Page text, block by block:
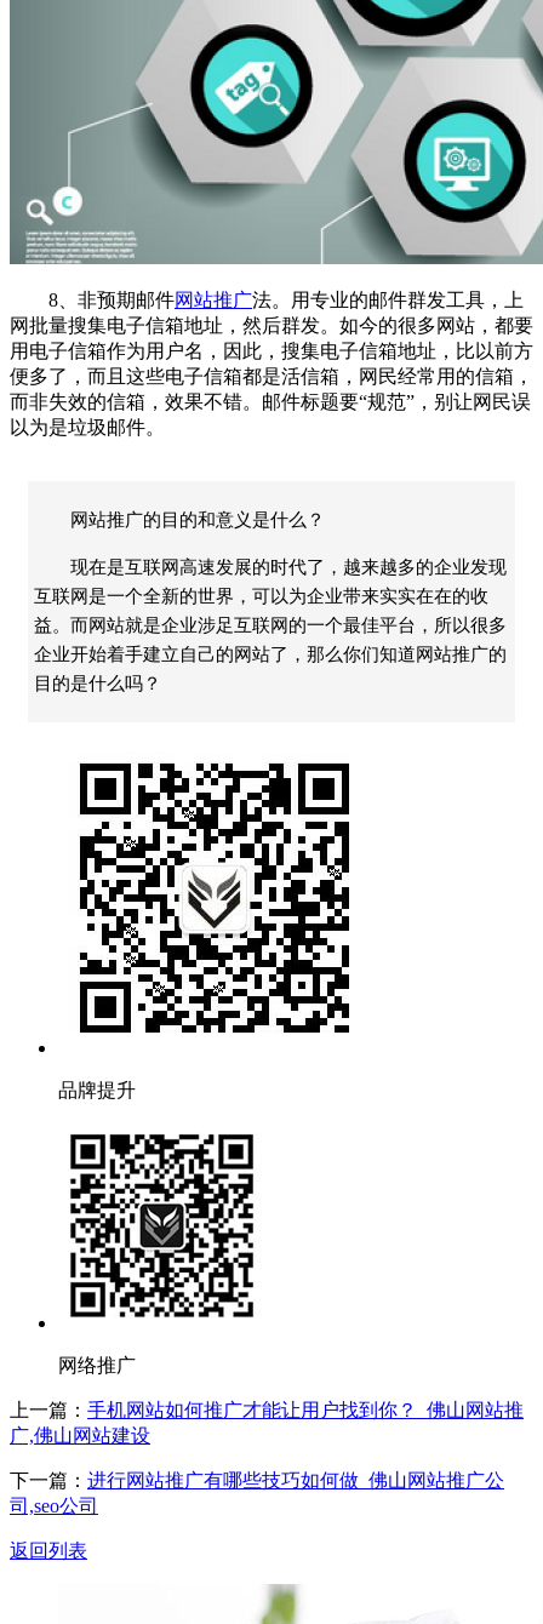
8、非预期邮件网站推广法。用专业的邮件群发工具，上
网批量搜集电子信箱地址，然后群发。如今的很多网站，都要
用电子信箱作为用户名，因此，搜集电子信箱地址，比以前方
便多了，而且这些电子信箱都是活信箱，网民经常用的信箱，
而非失效的信箱，效果不错。邮件标题要“规范”，别让网民误
以为是垃圾邮件。
网站推广的目的和意义是什么？
现在是互联网高速发展的时代了，越来越多的企业发现
互联网是一个全新的世界，可以为企业带来实实在在的收
益。而网站就是企业涉足互联网的一个最佳平台，所以很多
企业开始着手建立自己的网站了，那么你们知道网站推广的
目的是什么吗？
品牌提升
网络推广
上一篇： 手机网站如何推广才能让用户找到你？_佛山网站推
广,佛山网站建设
下一篇： 进行网站推广有哪些技巧如何做_佛山网站推广公
司,seo公司
返回列表